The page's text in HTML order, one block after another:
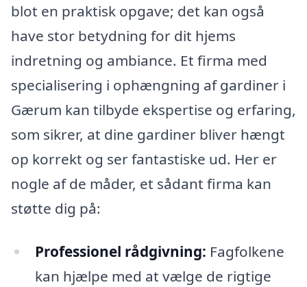
blot en praktisk opgave; det kan også
have stor betydning for dit hjems
indretning og ambiance. Et firma med
specialisering i ophængning af gardiner i
Gærum kan tilbyde ekspertise og erfaring,
som sikrer, at dine gardiner bliver hængt
op korrekt og ser fantastiske ud. Her er
nogle af de måder, et sådant firma kan
støtte dig på:
Professionel rådgivning: Fagfolkene
kan hjælpe med at vælge de rigtige